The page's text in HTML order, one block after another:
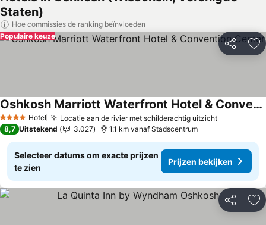
Staten)
Hoe commissies de ranking beïnvloeden
Delen
Populaire keuze
4 SterrenHotel Locatie aan de rivier met schilderachtig uitzicht
Oshkosh Marriott Waterfront Hotel & Convention Center
8,7 Uitstekend 3.027 1.1 km vanaf Stadscentrum
Selecteer datums om exacte prijzen
te zien
Prijzen bekijken
Delen